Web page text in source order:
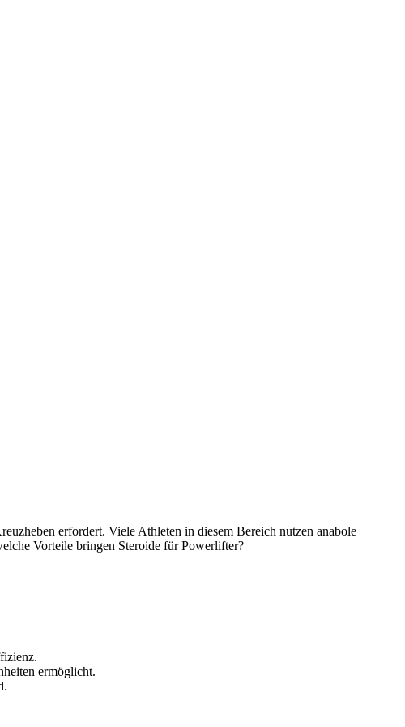
erfordert. Viele Athleten in diesem Bereich nutzen anabole
Vorteile bringen Steroide für Powerlifter?
ermöglicht.